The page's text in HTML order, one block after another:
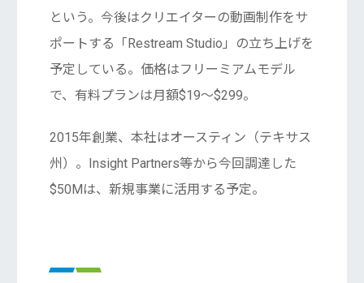
という。今後はクリエイターの動画制作をサ
ポートする「Restream Studio」の立ち上げを
予定している。価格はフリーミアムモデル
で、有料プランは月額$19～$299。
2015年創業、本社はオースティン（テキサス
州）。Insight Partners等から今回調達した
$50Mは、新規事業に活用する予定。